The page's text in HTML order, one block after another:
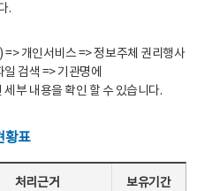
.
개인서비스 => 정보주체 권리행사
검색 => 기관명에
부 내용을 확인 할 수 있습니다.
황표
처리근거 보유기간